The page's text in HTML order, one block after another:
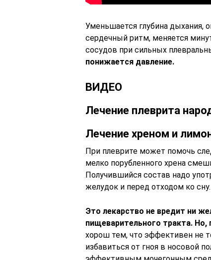
Уменьшается глубина дыхания,
сердечный ритм, меняется
сосудов при сильных
понижается давление.
ВИДЕО
Лечение плеврита
Лечение хреном и
При плеврите может помочь
мелко порубленного хрена
Получившийся состав надо
желудок и перед отходом ко сну.
Это лекарство не вредит ни
пищеварительного тракта. Но,
хорош тем, что эффективен не
избавиться от гноя в носовой